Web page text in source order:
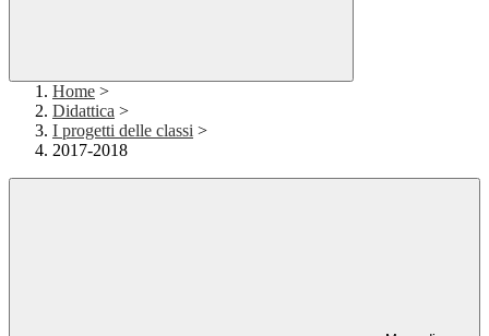
Home >
Didattica >
I progetti delle classi >
2017-2018